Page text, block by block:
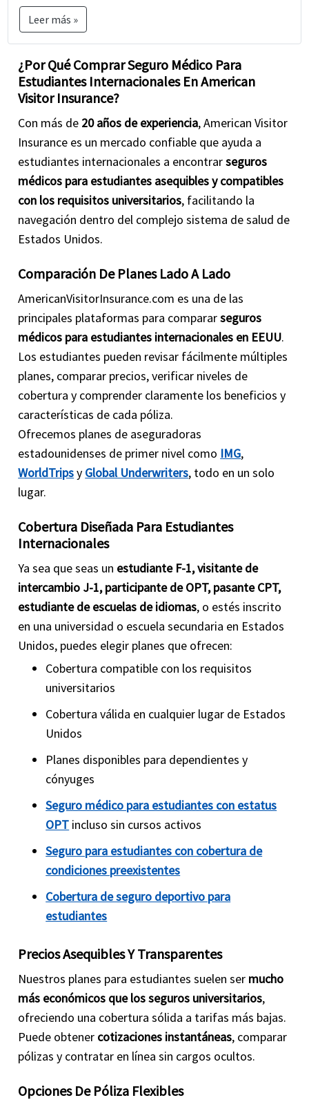
el seguro médico para estudiantes
atentamente los detalles y términos de la póliza. Si
contáctenoso llámenos al877-340-7910.
Finalmente, el mejor seguro médico para
estudiantes internacionales es aquel que
proporciona una cobertura adecuada y se alinea con
las necesidades específicas, el presupuesto y las
circunstancias del estudiante.
Leer más »
¿Por Qué Comprar Seguro Médico Para
Estudiantes Internacionales En American
Visitor Insurance?
Con más de 20 años de experiencia, American Visitor
Insurance es un mercado confiable que ayuda a
estudiantes internacionales a encontrarseguros
médicos para estudiantes asequibles y compatibles
con los requisitos universitarios, facilitando la
navegación dentro del complejo sistema de salud de
Estados Unidos.
Comparación De Planes Lado A Lado
AmericanVisitorInsurance.com es una de las
principales plataformas para compararseguros
médicos para estudiantes internacionales en EEUU.
Los estudiantes pueden revisar fácilmente múltiples
planes, comparar precios, verificar niveles de
cobertura y comprender claramente los beneficios y
características de cada póliza.
Ofrecemos planes de aseguradoras
estadounidenses de primer nivel como IMG,
WorldTripsy Global Underwriters, todo en un solo
lugar.
Cobertura Diseñada Para Estudiantes
Internacionales
Ya sea que seas un estudiante F-1, visitante de
intercambio J-1, participante de OPT, pasante CPT,
estudiante de escuelas de idiomas, o estés inscrito
en una universidad o escuela secundaria en Estados
Unidos, puedes elegir planes que ofrecen:
Cobertura compatible con los requisitos
universitarios
Cobertura válida en cualquier lugar de Estados
Unidos
Planes disponibles para dependientes y
cónyuges
Seguro médico para estudiantes con estatus
OPT incluso sin cursos activos
Seguro para estudiantes con cobertura de
condiciones preexistentes
Cobertura de seguro deportivo para
estudiantes
Precios Asequibles Y Transparentes
Nuestros planes para estudiantes suelen ser mucho
más económicos que los seguros universitarios,
ofreciendo una cobertura sólida a tarifas más bajas.
Puede obtener cotizaciones instantáneas, comparar
pólizas y contratar en línea sin cargos ocultos.
Opciones De Póliza Flexibles